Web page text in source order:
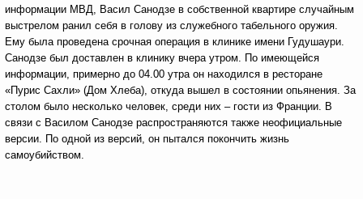
информации МВД, Васил Санодзе в собственной квартире случайным
выстрелом ранил себя в голову из служебного табельного оружия.
Ему была проведена срочная операция в клинике имени Гудушаури.
Санодзе был доставлен в клинику вчера утром. По имеющейся
информации, примерно до 04.00 утра он находился в ресторане
«Пурис Сахли» (Дом Хлеба), откуда вышел в состоянии опьянения. За
столом было несколько человек, среди них – гости из Франции. В
связи с Василом Санодзе распространяются также неофициальные
версии. По одной из версий, он пытался покончить жизнь
самоубийством.